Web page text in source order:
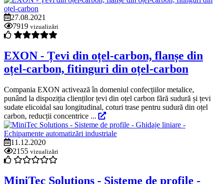
27.08.2021
7919 vizualizări
EXON - Țevi din oțel-carbon, flanșe din
oțel-carbon, fitinguri din oțel-carbon
Compania EXON activează în domeniul confecțiilor metalice,
punând la dispoziția clienților țevi din oțel carbon fără sudură și țevi
sudate elicoidal sau longitudinal, coturi trase pentru sudură din oțel
carbon, reducții concentrice ...
11.12.2020
2155 vizualizări
MiniTec Solutions - Sisteme de profile -